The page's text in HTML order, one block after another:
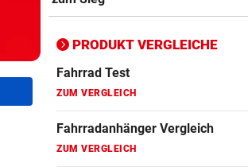
PRODUKT VERGLEICHE
Ergometer Vergleich
ZUM VERGLEICH
Fahrrad Test
ZUM VERGLEICH
Fahrradanhänger Vergleich
ZUM VERGLEICH